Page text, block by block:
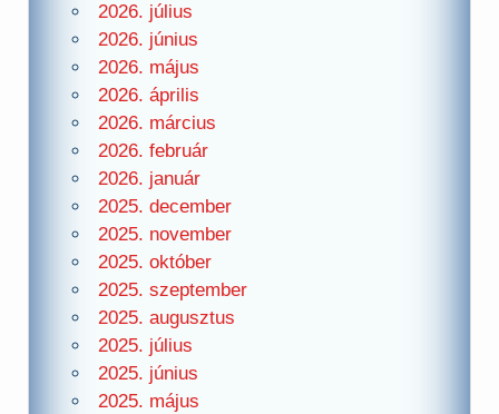
2026. július
2026. június
2026. május
2026. április
2026. március
2026. február
2026. január
2025. december
2025. november
2025. október
2025. szeptember
2025. augusztus
2025. július
2025. június
2025. május